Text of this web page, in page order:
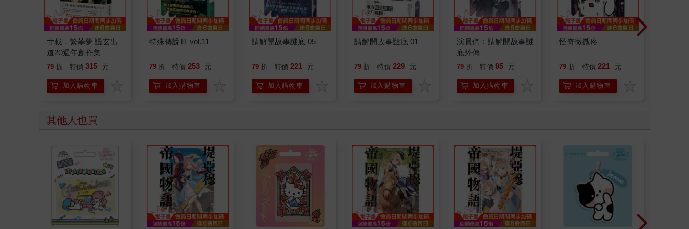
廿載．繁華夢 護玄出
道20週年創作集
79 折 特價 315 元
加入購物車
特殊傳說Ⅲ vol.11
79 折 特價 253 元
加入購物車
請解開故事謎底 05
79 折 特價 221 元
加入購物車
請解開故事謎底 01
79 折 特價 229 元
加入購物車
演員們：請解開故事謎
底外傳
79 折 特價 95 元
加入購物車
怪奇微微疼
79 折 特價 221 元
加入購物車
其他人也買